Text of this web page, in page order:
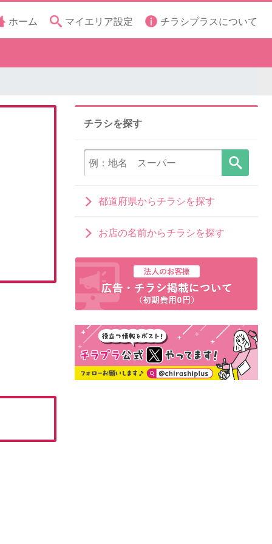
ホーム マイエリア設定 チラシプラスについて
チラシを探す
都道府県からチラシを探す
お店の名前からチラシを探す